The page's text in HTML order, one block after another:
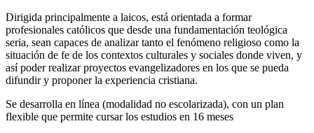
Dirigida principalmente a laicos, está orientada a formar
profesionales católicos que desde una fundamentación teológica
seria, sean capaces de analizar tanto el fenómeno religioso como la
situación de fe de los contextos culturales y sociales donde viven, y
así poder realizar proyectos evangelizadores en los que se pueda
difundir y proponer la experiencia cristiana.
Se desarrolla en línea (modalidad no escolarizada), con un plan
flexible que permite cursar los estudios en 16 meses